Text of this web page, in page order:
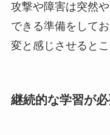
攻撃や障害は突然
できる準備をして
変と感じさせると
継続的な学習が